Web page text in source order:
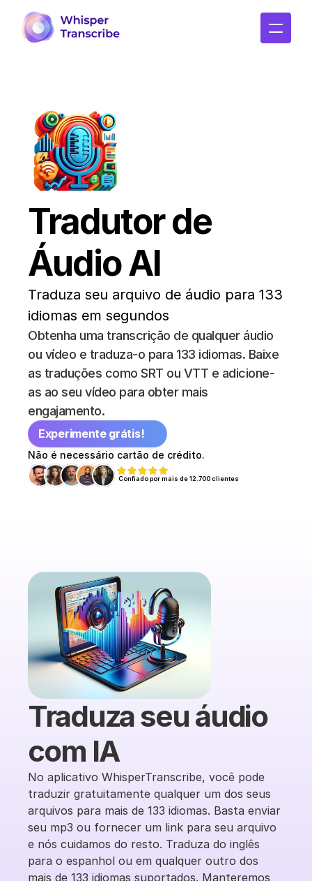
Tradutor de
Áudio AI
Traduza seu arquivo de áudio para 133
idiomas em segundos
Obtenha uma transcrição de qualquer áudio
ou vídeo e traduza-o para 133 idiomas. Baixe
as traduções como SRT ou VTT e adicione-
as ao seu vídeo para obter mais
engajamento.
Experimente grátis!
Não é necessário cartão de crédito.
Confiado por mais de 12.700 clientes
Traduza seu áudio
com IA
No aplicativo WhisperTranscribe, você pode
traduzir gratuitamente qualquer um dos seus
arquivos para mais de 133 idiomas. Basta enviar
seu mp3 ou fornecer um link para seu arquivo
e nós cuidamos do resto. Traduza do inglês
para o espanhol ou em qualquer outro dos
mais de 133 idiomas suportados. Manteremos